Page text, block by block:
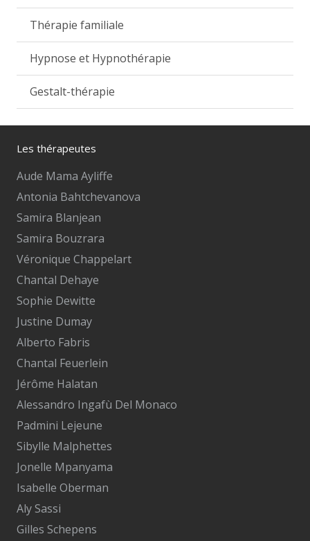
Thérapie familiale
Hypnose et Hypnothérapie
Gestalt-thérapie
Les thérapeutes
Aude Mama Ayliffe
Antonia Bahtchevanova
Samira Blanjean
Samira Bouzrara
Véronique Chappelart
Chantal Dehaye
Sophie Dewitte
Justine Dumay
Alberto Fabris
Chantal Feuerlein
Jérôme Halatan
Alessandro Ingafù Del Monaco
Padmini Lejeune
Sibylle Malphettes
Jonelle Mpanyama
Isabelle Oberman
Aly Sassi
Gilles Schepens